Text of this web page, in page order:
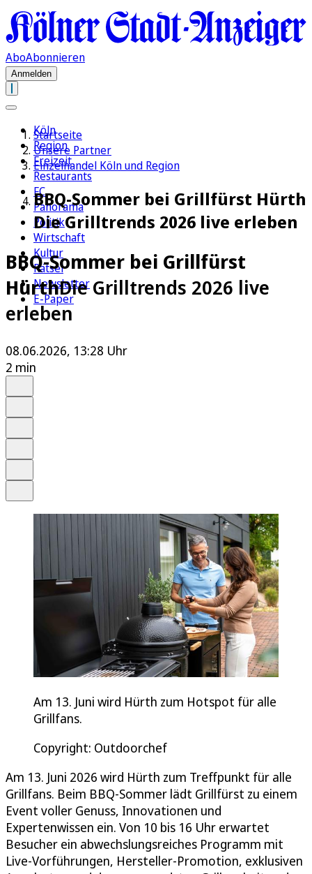
AboAbonnieren
Anmelden
Köln
Region
Freizeit
Restaurants
FC
Panorama
Politik
Wirtschaft
Kultur
Rätsel
Newsletter
E-Paper
Startseite
Unsere Partner
Einzelhandel Köln und Region
BBQ-Sommer bei Grillfürst Hürth
Die Grilltrends 2026 live erleben
BBQ-Sommer bei Grillfürst
HürthDie Grilltrends 2026 live
erleben
08.06.2026, 13:28 Uhr
2 min
Am 13. Juni wird Hürth zum Hotspot für alle
Grillfans.
Copyright: Outdoorchef
Am 13. Juni 2026 wird Hürth zum Treffpunkt für alle
Grillfans. Beim BBQ-Sommer lädt Grillfürst zu einem
Event voller Genuss, Innovationen und
Expertenwissen ein. Von 10 bis 16 Uhr erwartet
Besucher ein abwechslungsreiches Programm mit
Live-Vorführungen, Hersteller-Promotion, exklusiven